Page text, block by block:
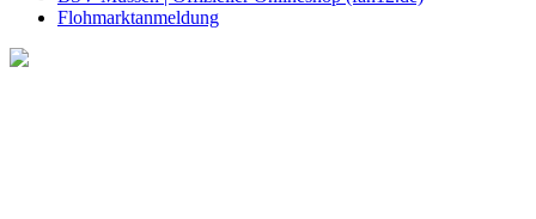
Flohmarktanmeldung